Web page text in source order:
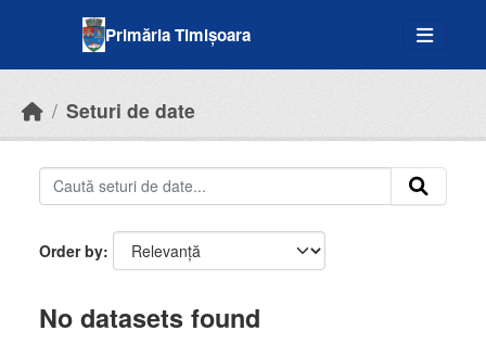
Primăria Timișoara
Seturi de date
Order by
No datasets found